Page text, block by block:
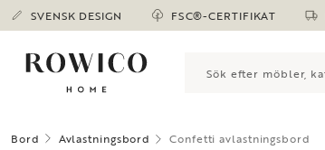
SVENSK DESIGN FSC®-CERTIFIKAT
Bord Avlastningsbord Confetti avlastningsbord